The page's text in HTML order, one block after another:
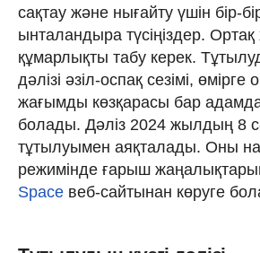
сақтау және нығайту үшін бір-
ынталандыра түсіңіздер.
құмарлықты табу керек.
дәлізі әзіл-оспақ сезімі,
жағымды көзқарасы бар
болады. Дәліз 2024 жылдың 8
тұтылуымен аяқталады. Оны
режимінде ғарыш
Space веб-сайтынан көруге